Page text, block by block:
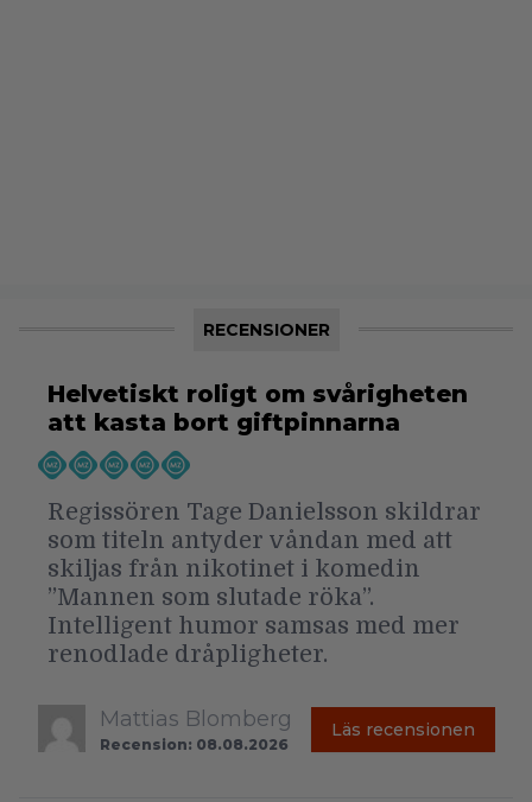
RECENSIONER
Helvetiskt roligt om svårigheten
att kasta bort giftpinnarna
Regissören Tage Danielsson skildrar
som titeln antyder våndan med att
skiljas från nikotinet i komedin
”Mannen som slutade röka”.
Intelligent humor samsas med mer
renodlade dråpligheter.
Mattias Blomberg
Recension: 08.08.2026
Läs recensionen